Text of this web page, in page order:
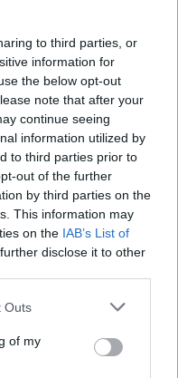
to third parties, or
information for
the below opt-out
note that after your
continue seeing
information utilized by
to third parties prior to
out of the further
by third parties on the
This information may
on the IAB’s List of
disclose it to other
Outs
of my
otevře výstava
Vernisáž nabídne
program
Dobříš sází na
Klasiku propojí
programem
poprvé míří do
Nabídne hudbu,